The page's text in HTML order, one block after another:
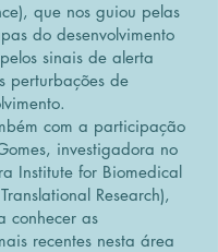
que nos guiou pelas
do desenvolvimento
sinais de alerta
perturbações de
com a participação
investigadora no
Institute for Biomedical
Research),
conhecer as
recentes nesta área